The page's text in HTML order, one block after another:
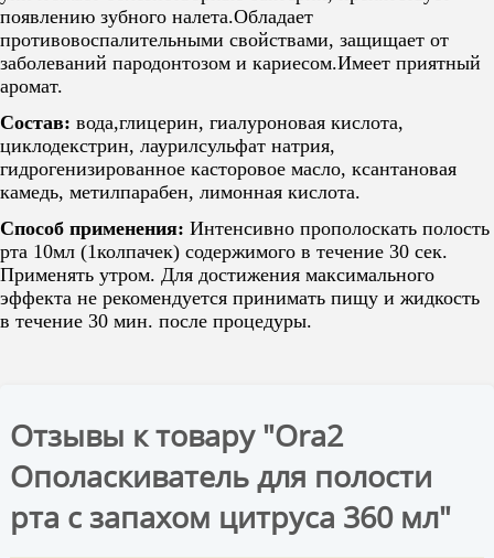
появлению зубного налета.Обладает
противовоспалительными свойствами, защищает от
заболеваний пародонтозом и кариесом.Имеет приятный
аромат.
Состав: вода,глицерин, гиалуроновая кислота,
циклодекстрин, лаурилсульфат натрия,
гидрогенизированное касторовое масло, ксантановая
камедь, метилпарабен​, лимонная кислота.
Способ применения: Интенсивно прополоскать полость
рта 10мл (1колпачек) содержимого в течение 30 сек.
Применять утром. Для достижения максимального
эффекта не рекомендуется принимать пищу и жидкость
в течение 30 мин. после процедуры.
Отзывы к товару "Ora2
Ополаскиватель для полости
рта с запахом цитруса 360 мл"